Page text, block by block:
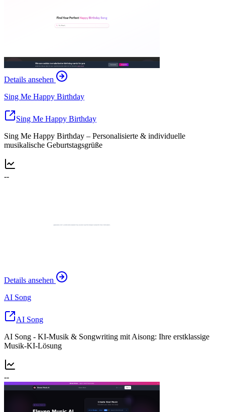
Details ansehen
Sing Me Happy Birthday
Sing Me Happy Birthday
Sing Me Happy Birthday – Personalisierte & individuelle
musikalische Geburtstagsgrüße
--
Details ansehen
AI Song
AI Song
AI Song - KI-Musik & Songwriting mit Aisong: Ihre erstklassige
Musik-KI-Lösung
--